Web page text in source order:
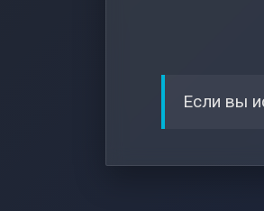
Если вы